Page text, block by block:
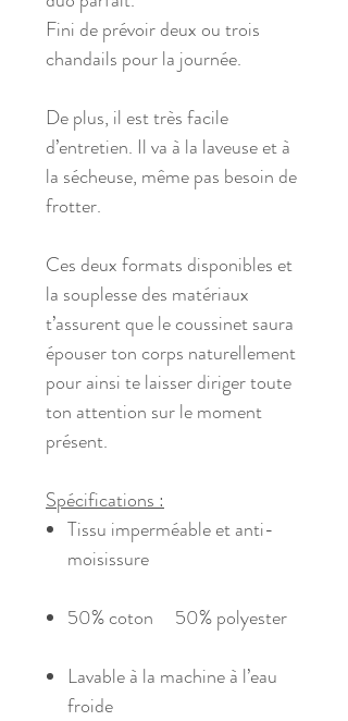
Fini de prévoir deux ou trois
chandails pour la journée.
De plus, il est très facile
d’entretien. Il va à la laveuse et à
la sécheuse, même pas besoin de
frotter.
Ces deux formats disponibles et
la souplesse des matériaux
t’assurent que le coussinet saura
épouser ton corps naturellement
pour ainsi te laisser diriger toute
ton attention sur le moment
présent.
Spécifications :
Tissu imperméable et anti-
moisissure
50% coton 50% polyester
Lavable à la machine à l’eau
froide